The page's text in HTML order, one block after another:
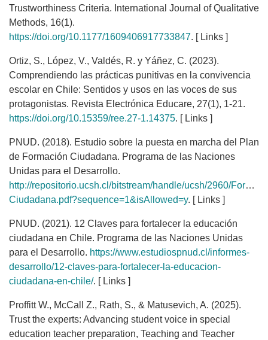
Trustworthiness Criteria. International Journal of Qualitative
Methods, 16(1).
https://doi.org/10.1177/1609406917733847. [ Links ]
Ortiz, S., López, V., Valdés, R. y Yáñez, C. (2023).
Comprendiendo las prácticas punitivas en la convivencia
escolar en Chile: Sentidos y usos en las voces de sus
protagonistas. Revista Electrónica Educare, 27(1), 1-21.
https://doi.org/10.15359/ree.27-1.14375. [ Links ]
PNUD. (2018). Estudio sobre la puesta en marcha del Plan
de Formación Ciudadana. Programa de las Naciones
Unidas para el Desarrollo.
http://repositorio.ucsh.cl/bitstream/handle/ucsh/2960/
Ciudadana.pdf?sequence=1&isAllowed=y. [ Links ]
PNUD. (2021). 12 Claves para fortalecer la educación
ciudadana en Chile. Programa de las Naciones Unidas
para el Desarrollo. https://www.estudiospnud.cl/informes-
desarrollo/12-claves-para-fortalecer-la-educacion-
ciudadana-en-chile/. [ Links ]
Proffitt W., McCall Z., Rath, S., & Matusevich, A. (2025).
Trust the experts: Advancing student voice in special
education teacher preparation, Teaching and Teacher